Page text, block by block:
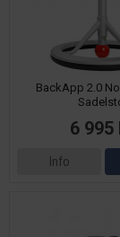
BackApp 2.0
6 995
Info